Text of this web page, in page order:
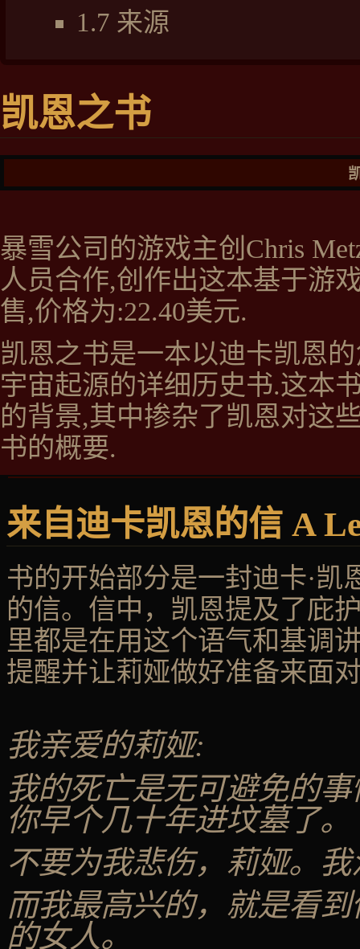
1.7 来源
凯恩之书
暴雪公司的游戏主创 Chris
人员合作,创作出这本基于游
售,价格为:22.40美元.
凯恩之书是一本以迪卡凯恩
宇宙起源的详细历史书.这本
的背景,其中掺杂了凯恩对这
书的概要.
来自迪卡凯恩的信 A
书的开始部分是一封迪卡·凯
的信。信中，凯恩提及了庇
里都是在用这个语气和基调
提醒并让莉娅做好准备来面
我亲爱的莉娅:
我的死亡是无可避免的
你早个几十年进坟墓了。
不要为我悲伤，莉娅。
而我最高兴的，就是看
的女人。